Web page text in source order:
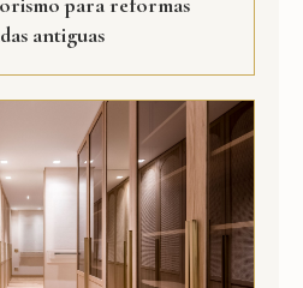
antiguas